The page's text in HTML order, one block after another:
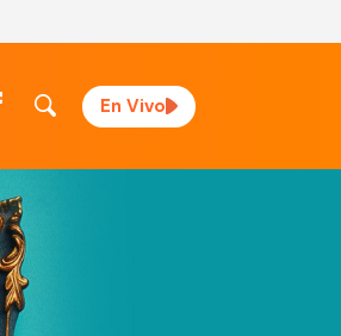
En Vivo